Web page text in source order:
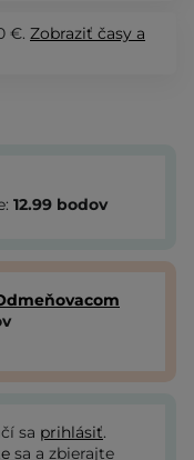
€. Zobraziť časy a
12.99 bodov
sa prihlásiť.
sa a zbierajte